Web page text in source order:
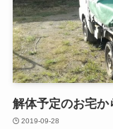
解体予定のお宅か
2019-09-28